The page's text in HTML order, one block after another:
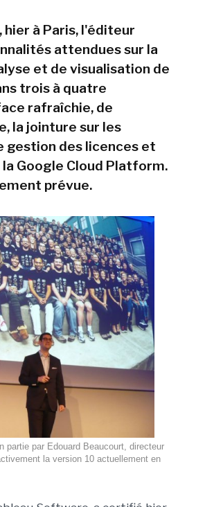
à Paris, l'éditeur
attendues sur la
et de visualisation de
trois à quatre
rafraîchie, de
la jointure sur les
gestion des licences et
Google Cloud Platform.
prévue.
partie par Edouard Beaucourt, directeur
la version 10 actuellement en